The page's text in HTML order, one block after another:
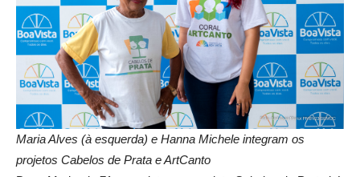
Maria Alves (à esquerda) e Hanna Michele integram os
projetos Cabelos de Prata e ArtCanto